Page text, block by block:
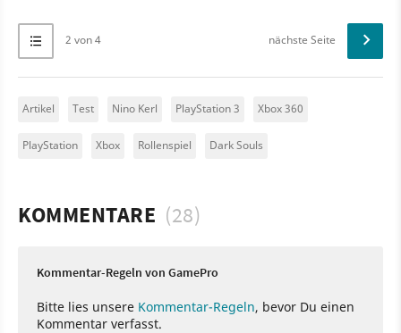
2 von 4 nächste Seite
Artikel Test Nino Kerl PlayStation 3 Xbox 360
PlayStation Xbox Rollenspiel Dark Souls
KOMMENTARE (28)
Kommentar-Regeln von GamePro
Bitte lies unsere Kommentar-Regeln, bevor Du einen
Kommentar verfasst.